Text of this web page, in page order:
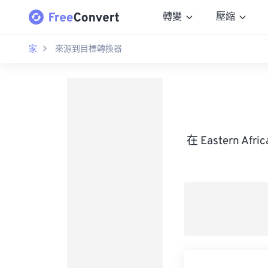
轉變 壓縮
家 來源到目標轉換器
在 Eastern